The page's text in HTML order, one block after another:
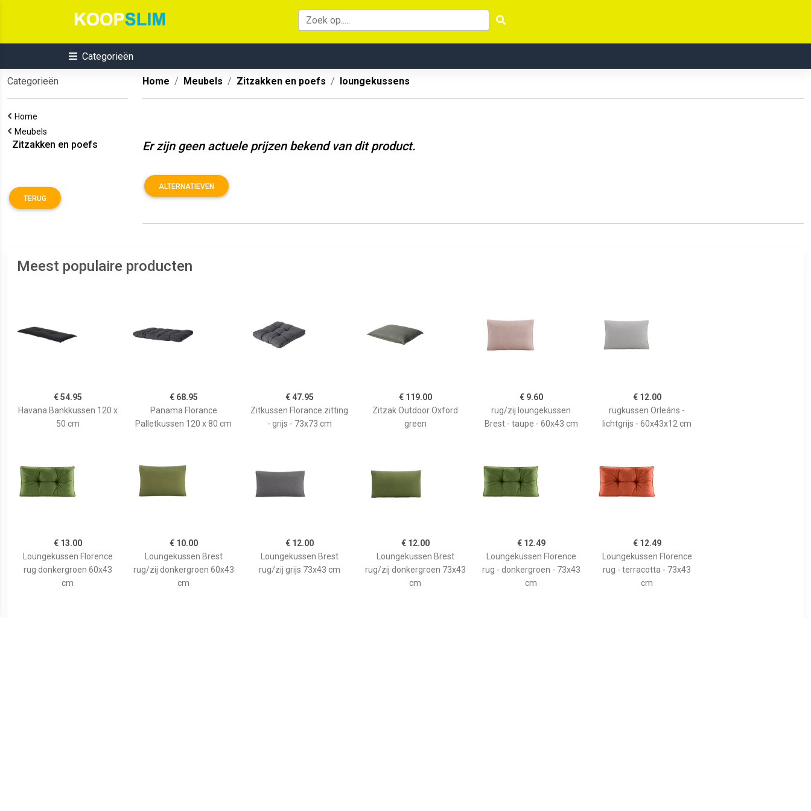
Categorieën
Categorieën
Home
Meubels
Zitzakken en poefs
TERUG
Home Meubels Zitzakken en poefs loungekussens
Er zijn geen actuele prijzen bekend van dit product.
ALTERNATIEVEN
Meest populaire producten
€ 54.95
Havana Bankkussen 120 x
50 cm
€ 68.95
Panama Florance
Palletkussen 120 x 80 cm
€ 47.95
Zitkussen Florance zitting
- grijs - 73x73 cm
€ 119.00
Zitzak Outdoor Oxford
green
€ 9.60
rug/zij loungekussen
Brest - taupe - 60x43 cm
€ 12.00
rugkussen Orleáns -
lichtgrijs - 60x43x12 cm
€ 13.00
Loungekussen Florence
rug donkergroen 60x43
cm
€ 10.00
Loungekussen Brest
rug/zij donkergroen 60x43
cm
€ 12.00
Loungekussen Brest
rug/zij grijs 73x43 cm
€ 12.00
Loungekussen Brest
rug/zij donkergroen 73x43
cm
€ 12.49
Loungekussen Florence
rug - donkergroen - 73x43
cm
€ 12.49
Loungekussen Florence
rug - terracotta - 73x43
cm